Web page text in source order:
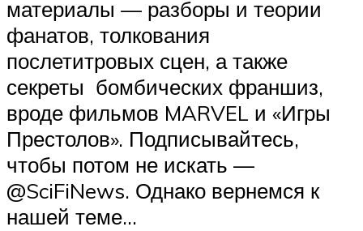
материалы — разборы и теории
фанатов, толкования
послетитровых сцен, а также
секреты бомбических франшиз,
вроде фильмов MARVEL и «Игры
Престолов». Подписывайтесь,
чтобы потом не искать —
@SciFiNews. Однако вернемся к
нашей теме…